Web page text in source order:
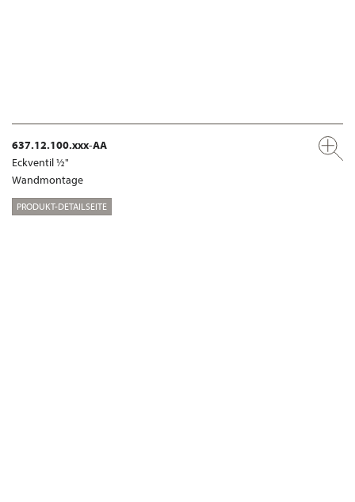
637.12.100.xxx-AA
Eckventil ½"
Wandmontage
PRODUKT-DETAILSEITE